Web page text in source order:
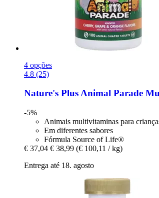
4 opções
4.8 (25)
Nature's PlusAnimal Parade
-5%
Animais multivitaminas para
Em diferentes sabores
Fórmula Source of Life®
€ 37,04 € 38,99 (€ 100,11 / kg)
Entrega até 18. agosto